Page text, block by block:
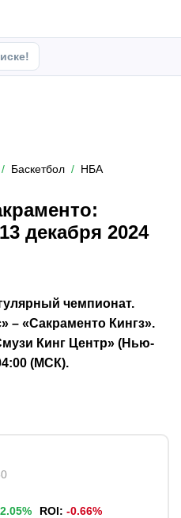
Баскетбол НБА
декабря 2024
чемпионат.
– «Сакраменто Кингз».
Кинг Центр» (Нью-
(МСК).
% ROI: -0.66%